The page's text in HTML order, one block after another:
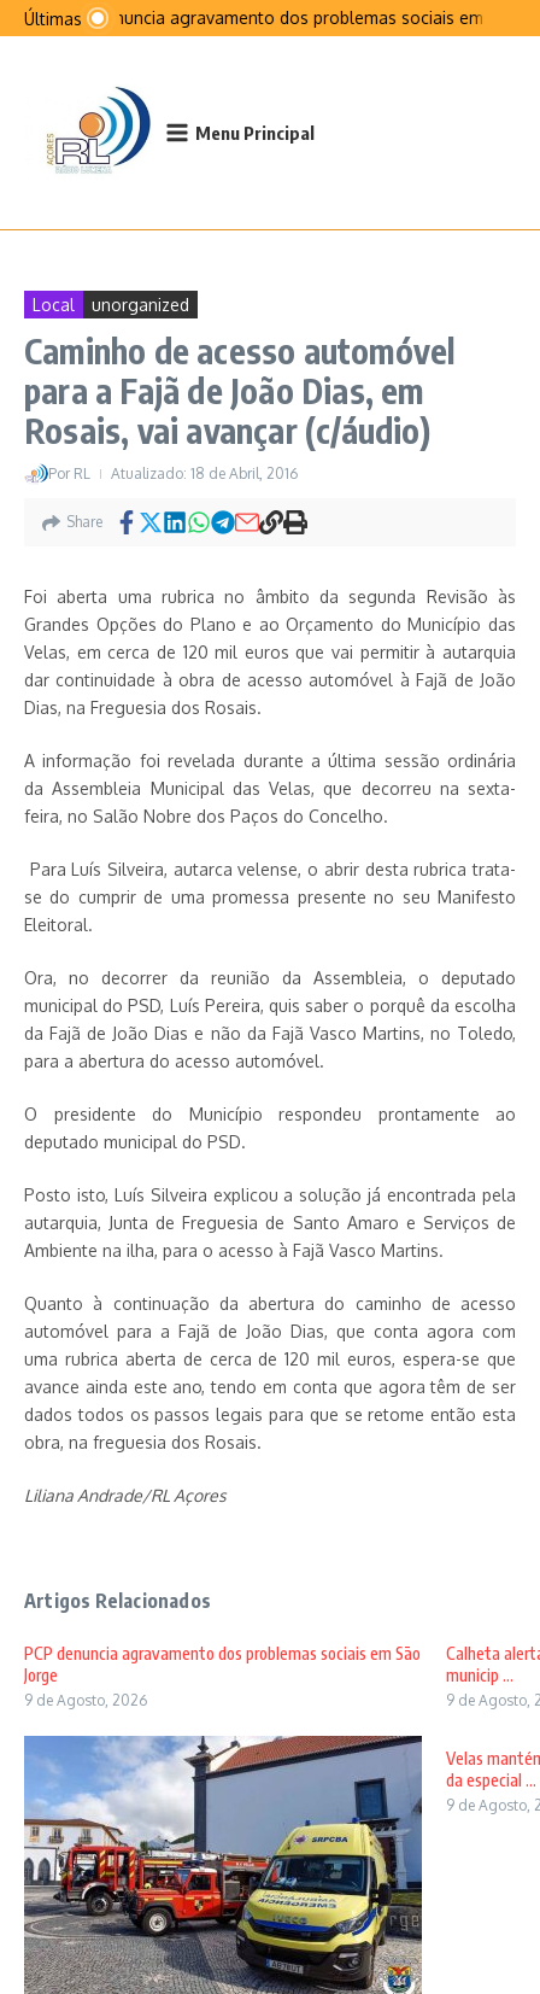
Ir para o conteúdo
Últimas
PCP denuncia agravamento dos problemas sociais em São
Menu Principal
Local unorganized
Caminho de acesso automóvel
para a Fajã de João Dias, em
Rosais, vai avançar (c/áudio)
Por RL Atualizado: 18 de Abril, 2016
Share
Foi aberta uma rubrica no âmbito da segunda Revisão às
Grandes Opções do Plano e ao Orçamento do Município das
Velas, em cerca de 120 mil euros que vai permitir à autarquia
dar continuidade à obra de acesso automóvel à Fajã de João
Dias, na Freguesia dos Rosais.
A informação foi revelada durante a última sessão ordinária
da Assembleia Municipal das Velas, que decorreu na sexta-
feira, no Salão Nobre dos Paços do Concelho.
Para Luís Silveira, autarca velense, o abrir desta rubrica trata-
se do cumprir de uma promessa presente no seu Manifesto
Eleitoral.
Ora, no decorrer da reunião da Assembleia, o deputado
municipal do PSD, Luís Pereira, quis saber o porquê da escolha
da Fajã de João Dias e não da Fajã Vasco Martins, no Toledo,
para a abertura do acesso automóvel.
O presidente do Município respondeu prontamente ao
deputado municipal do PSD.
Posto isto, Luís Silveira explicou a solução já encontrada pela
autarquia, Junta de Freguesia de Santo Amaro e Serviços de
Ambiente na ilha, para o acesso à Fajã Vasco Martins.
Quanto à continuação da abertura do caminho de acesso
automóvel para a Fajã de João Dias, que conta agora com
uma rubrica aberta de cerca de 120 mil euros, espera-se que
avance ainda este ano, tendo em conta que agora têm de ser
dados todos os passos legais para que se retome então esta
obra, na freguesia dos Rosais.
Liliana Andrade/RL Açores
Artigos Relacionados
PCP denuncia agravamento dos problemas sociais em São
Jorge
9 de Agosto, 2026
Calheta
municip ...
9 de Agosto,
Velas
da especial ...
9 de Agosto,